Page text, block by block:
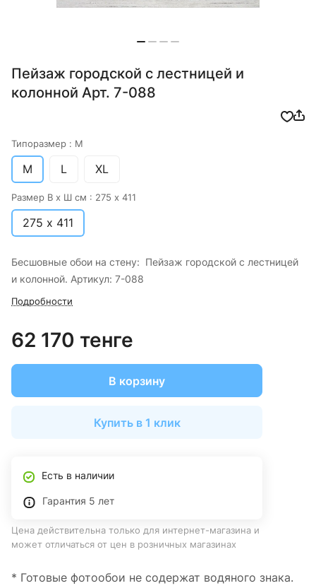
Пейзаж городской с лестницей и
колонной Арт. 7-088
Типоразмер : M
M L XL
Размер В х Ш см : 275 х 411
275 х 411
Бесшовные обои на стену: Пейзаж городской с лестницей
и колонной. Артикул: 7-088
Подробности
62 170 тенге
В корзину
Купить в 1 клик
Есть в наличии
Гарантия 5 лет
Цена действительна только для интернет-магазина и
может отличаться от цен в розничных магазинах
* Готовые фотообои не содержат водяного знака.